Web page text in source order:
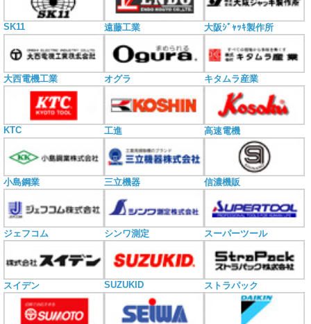
SK11 遠藤工業 大阪ｼﾞｬｯｷ製作所
大西電機工業 オグラ キタムラ産業
KTC 工進 高速電機
小島鋼業 三立機器 信濃機販
ジェフコム シンワ測定 スーパーツール
スイデン SUZUKID ストラパック